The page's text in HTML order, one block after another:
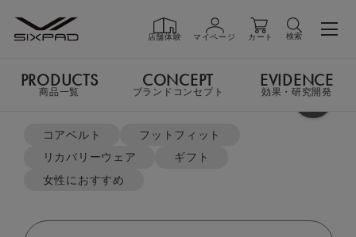
店舗体験 マイページ カート 検索
PRODUCTS商品一覧
GIFT ギフト
よく検索されているキーワード
コアベルト
フットフィット
リカバリーウェア
ギフト
女性におすすめ
PRODUCTS
商品一覧
CONCEPT
ブランドコンセプト
EVIDENCE
効果・研究開発